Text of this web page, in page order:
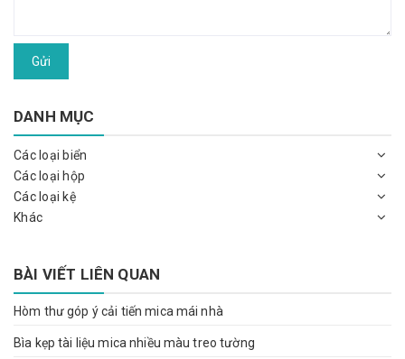
Gửi
DANH MỤC
Các loại biển
Các loại hộp
Các loại kệ
Khác
BÀI VIẾT LIÊN QUAN
Hòm thư góp ý cải tiến mica mái nhà
Bìa kẹp tài liệu mica nhiều màu treo tường